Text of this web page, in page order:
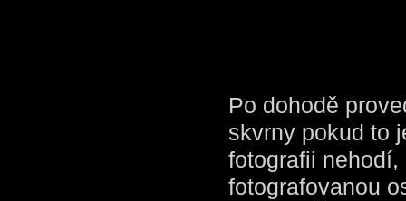
Po dohodě
skvrny pokud to
fotografii nehodí,
fotografovanou